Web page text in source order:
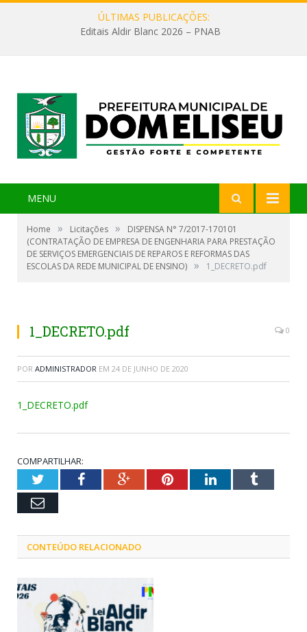
ÚLTIMAS PUBLICAÇÕES:
Editais Aldir Blanc 2026 – PNAB
MENU
Home » Licitações »
DISPENSA N° 7/2017-170101
(CONTRATAÇÃO DE EMPRESA DE ENGENHARIA PARA PRESTAÇÃO
DE SERVIÇOS EMERGENCIAIS DE REPAROS E REFORMAS DAS
ESCOLAS DA REDE MUNICIPAL DE ENSINO) » 1_DECRETO.pdf
1_DECRETO.pdf 0
POR ADMINISTRADOR EM 24 DE JUNHO DE 2020
1_DECRETO.pdf
COMPARTILHAR:
TwitterFacebookGoogle+PinterestLinkedInTumblr
Email
CONTEÚDO RELACIONADO